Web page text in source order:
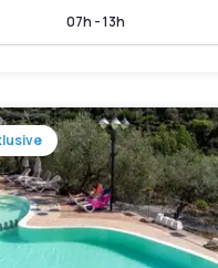
07h - 13h